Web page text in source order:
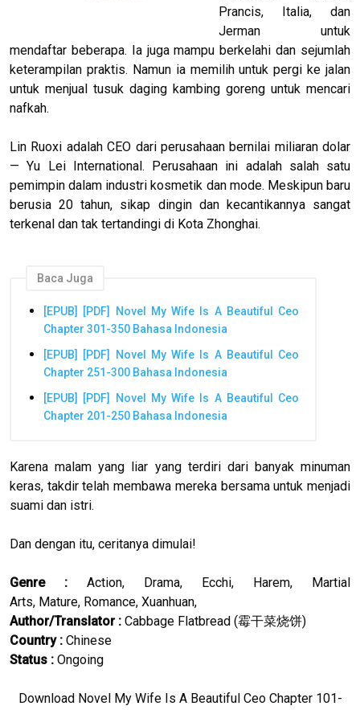
Prancis, Italia, dan
Jerman untuk
mendaftar beberapa. Ia juga mampu berkelahi dan sejumlah
keterampilan praktis. Namun ia memilih untuk pergi ke jalan
untuk menjual tusuk daging kambing goreng untuk mencari
nafkah.
Lin Ruoxi adalah CEO dari perusahaan bernilai miliaran dolar
— Yu Lei International. Perusahaan ini adalah salah satu
pemimpin dalam industri kosmetik dan mode. Meskipun baru
berusia 20 tahun, sikap dingin dan kecantikannya sangat
terkenal dan tak tertandingi di Kota Zhonghai.
Baca Juga
[EPUB] [PDF] Novel My Wife Is A Beautiful Ceo
Chapter 301-350 Bahasa Indonesia
[EPUB] [PDF] Novel My Wife Is A Beautiful Ceo
Chapter 251-300 Bahasa Indonesia
[EPUB] [PDF] Novel My Wife Is A Beautiful Ceo
Chapter 201-250 Bahasa Indonesia
Karena malam yang liar yang terdiri dari banyak minuman
keras, takdir telah membawa mereka bersama untuk menjadi
suami dan istri.
Dan dengan itu, ceritanya dimulai!
Genre : Action, Drama, Ecchi, Harem, Martial
Arts, Mature, Romance, Xuanhuan,
Author/Translator : Cabbage Flatbread (霉干菜烧饼)
Country : Chinese
Status : Ongoing
Download Novel My Wife Is A Beautiful Ceo Chapter 101-